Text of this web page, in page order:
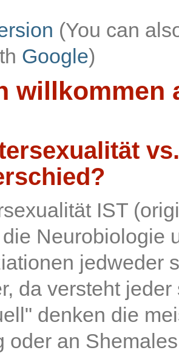
(You can
Google)
willkommen
IST
Neurobiologie
jedweder
da versteht
denken die
oder an